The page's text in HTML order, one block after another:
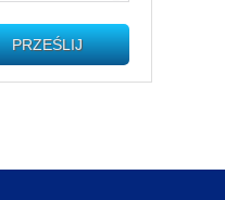
PRZEŚLIJ